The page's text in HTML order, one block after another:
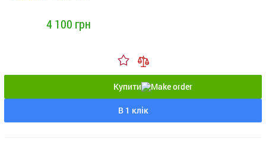
4 100 грн
Купити
В 1 клік